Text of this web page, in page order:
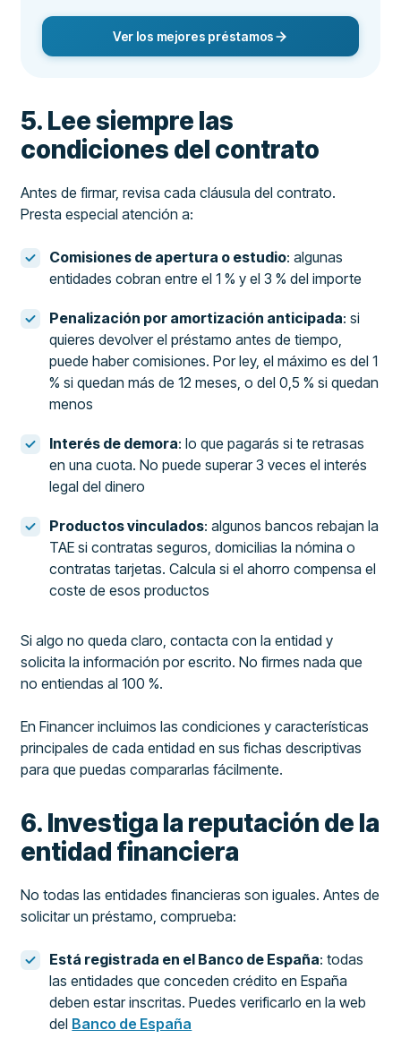
Ver los mejores préstamos
5. Lee siempre las
condiciones del contrato
Antes de firmar, revisa cada cláusula del contrato.
Presta especial atención a:
Comisiones de apertura o estudio: algunas
entidades cobran entre el 1 % y el 3 % del importe
Penalización por amortización anticipada: si
quieres devolver el préstamo antes de tiempo,
puede haber comisiones. Por ley, el máximo es del 1
% si quedan más de 12 meses, o del 0,5 % si quedan
menos
Interés de demora: lo que pagarás si te retrasas
en una cuota. No puede superar 3 veces el interés
legal del dinero
Productos vinculados: algunos bancos rebajan la
TAE si contratas seguros, domicilias la nómina o
contratas tarjetas. Calcula si el ahorro compensa el
coste de esos productos
Si algo no queda claro, contacta con la entidad y
solicita la información por escrito. No firmes nada que
no entiendas al 100 %.
En Financer incluimos las condiciones y características
principales de cada entidad en sus fichas descriptivas
para que puedas compararlas fácilmente.
6. Investiga la reputación de la
entidad financiera
No todas las entidades financieras son iguales. Antes de
solicitar un préstamo, comprueba:
Está registrada en el Banco de España: todas
las entidades que conceden crédito en España
deben estar inscritas. Puedes verificarlo en la web
del Banco de España